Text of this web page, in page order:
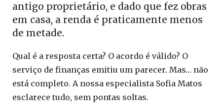
antigo proprietário, e dado que fez obras
em casa, a renda é praticamente menos
de metade.
Qual é a resposta certa? O acordo é válido? O
serviço de finanças emitiu um parecer. Mas… não
está completo. A nossa especialista Sofia Matos
esclarece tudo, sem pontas soltas.